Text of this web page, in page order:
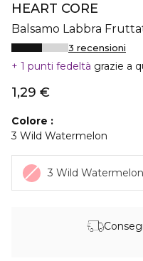
HEART CORE
Balsamo Labbra
3 recensioni
1 punti fedeltà grazie a
1,29 €
Colore
3 Wild Watermelon
3 Wild Watermelon